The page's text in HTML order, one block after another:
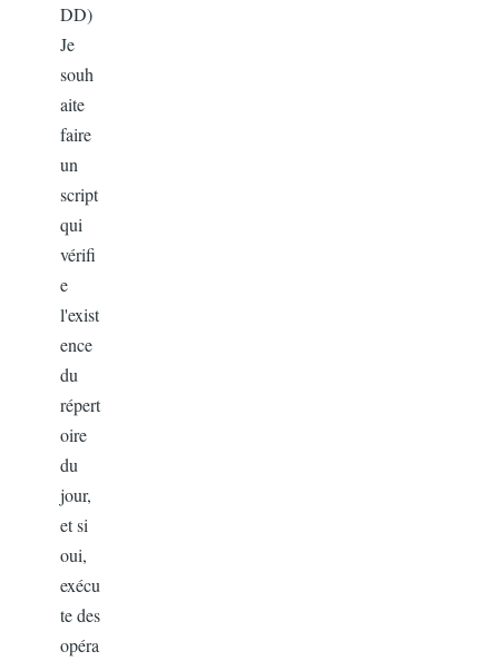
DD)
Je
souh
aite
faire
un
script
qui
vérifi
e
l'exist
ence
du
répert
oire
du
jour,
et si
oui,
exécu
te des
opéra